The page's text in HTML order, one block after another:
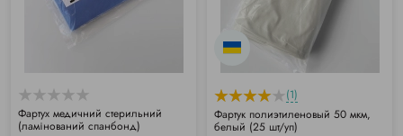
Фартух медичний стерильний
(ламінований спанбонд)
(1)
Фартук полиэтиленовый 50 мкм,
белый (25 шт/уп)